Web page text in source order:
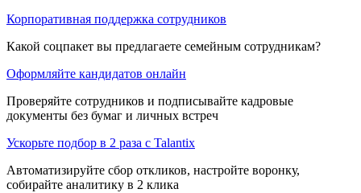
Корпоративная поддержка сотрудников
Какой соцпакет вы предлагаете семейным сотрудникам?
Оформляйте кандидатов онлайн
Проверяйте сотрудников и подписывайте кадровые
документы без бумаг и личных встреч
Ускорьте подбор в 2 раза с Talantix
Автоматизируйте сбор откликов, настройте воронку,
собирайте аналитику в 2 клика